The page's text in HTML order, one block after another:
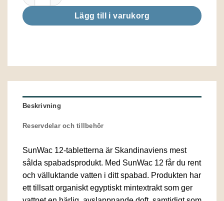
Lägg till i varukorg
Beskrivning
Reservdelar och tillbehör
SunWac 12-tabletterna är Skandinaviens mest
sålda spabadsprodukt. Med SunWac 12 får du rent
och välluktande vatten i ditt spabad. Produkten har
ett tillsatt organiskt egyptiskt mintextrakt som ger